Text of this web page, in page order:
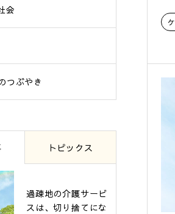
会
つぶやき
トピックス
過疎地の介護サービ
スは、切り捨てにな